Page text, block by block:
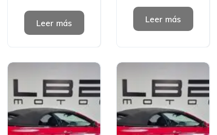
Leer más Leer más